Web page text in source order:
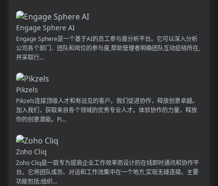
Engage Sphere AI
Engage Sphere是一个基于AI的员工参与度分析平台。它可以深入分析
公司各个部门、团队和岗位的参与度,帮助管理者明确团队互动症结所在,
并采取行...
Pikzels
Pikzels连接顶级人才和有远见的客户。我们促进协作，释放创意卓越。
加入我们，获取来自各个领域的优秀专业人才。体验协作的力量，释放
你的创意潜能。Pi...
Zoho Cliq
Zoho Cliq是一款专为提高企业工作效率而设计的在线即时通讯和协作平
台。它将团队成员、对话和工作流集中在一个地方,实现无缝连接。主要
功能包括:组织...